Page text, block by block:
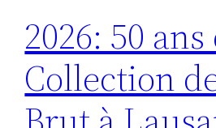
2026: 50
Collection